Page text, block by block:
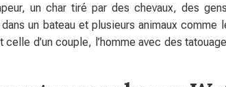
un char tiré par des chevaux, des
dans un bateau et plusieurs animaux
celle d’un couple, l’homme avec des